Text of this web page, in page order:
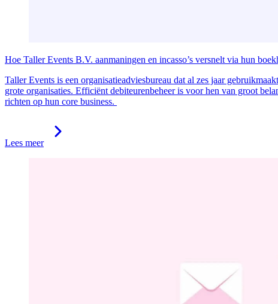
Hoe Taller Events B.V. aanmaningen en incasso’s versnelt via hun
Taller Events is een organisatieadviesbureau dat al zes jaar
grote organisaties. Efficiënt debiteurenbeheer is voor hen van groot
richten op hun core business.
Lees meer